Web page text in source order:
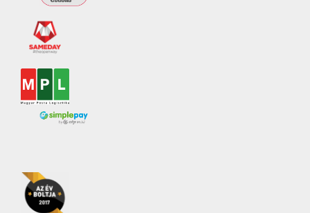
ÍZESÍTETT TEJITALOK
JOGHURT
KÁVÉITALOK
LAKTÓZMENTES
TEJ